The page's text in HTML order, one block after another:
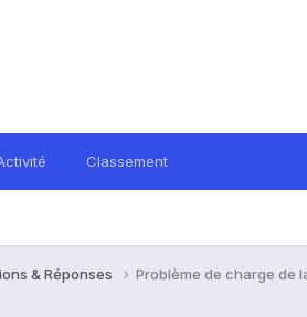
Classement
& Réponses Problème de charge de